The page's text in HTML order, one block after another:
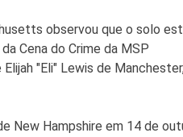
observou que o solo
Cena do Crime da MSP
"Eli" Lewis de
New Hampshire em 14 de